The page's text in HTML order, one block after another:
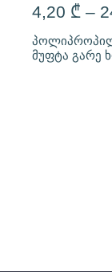
4,20 ₾ –
მუფტა გარე